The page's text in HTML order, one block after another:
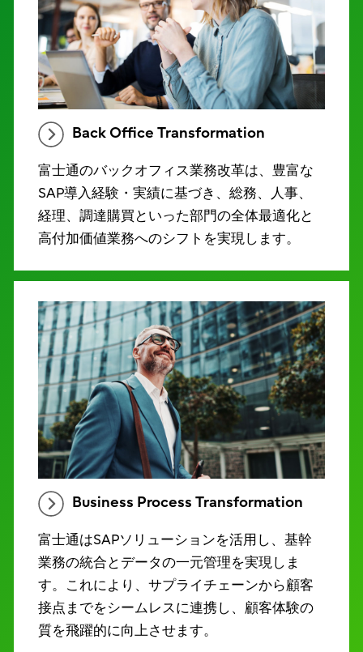
Back Office Transformation
富士通のバックオフィス業務改革は、豊富な
SAP導入経験・実績に基づき、総務、人事、
経理、調達購買といった部門の全体最適化と
高付加価値業務へのシフトを実現します。
Business Process Transformation
富士通はSAPソリューションを活用し、基幹
業務の統合とデータの一元管理を実現しま
す。これにより、サプライチェーンから顧客
接点までをシームレスに連携し、顧客体験の
質を飛躍的に向上させます。